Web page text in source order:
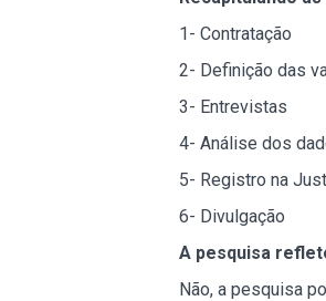
1- Contratação
2- Definição das
3- Entrevistas
4- Análise dos
5- Registro na
6- Divulgação
A pesquisa
Não, a pesquisa